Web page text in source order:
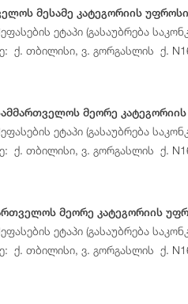
მესამე კატეგორიის უფროსი
ეტაპი (გასაუბრება
ქ. თბილისი, ვ. გორგასლის ქ.
მეორე
ეტაპი (გასაუბრება
ქ. თბილისი, ვ. გორგასლის ქ.
მეორე კატეგორიის
ეტაპი (გასაუბრება
ქ. თბილისი, ვ. გორგასლის ქ.